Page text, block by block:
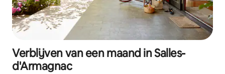
Verblijven van een maand in Salles-
d'Armagnac